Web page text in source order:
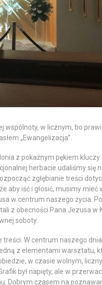
w licznym, bo
„Ewangelizacja”.
z pokaźnym pękiem
herbacie udaliśmy się
zgłębianie treści
aby iść i głosić, musimy
w centrum naszego życia.
z obecności Pana Jezusa w
soboty.
W centrum naszego
z elementami warsztatu,
w czasie wolnym,
był napięty, ale w
Dobrym czasem na